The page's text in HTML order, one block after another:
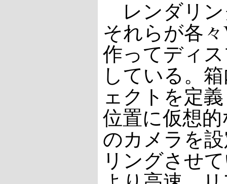
レンダリン
それらが各
作ってディ
している。
ェクトを定
位置に仮想
のカメラを
リングさせ